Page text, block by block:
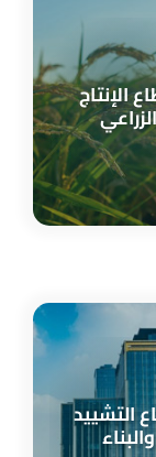
الإنتاج
الزراعي
التشييد
والبناء